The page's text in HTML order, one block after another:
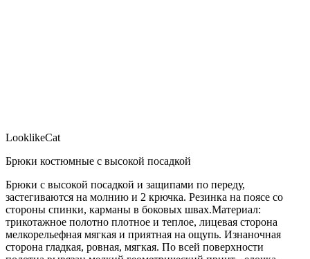
LooklikeCat
Брюки костюмные с высокой посадкой
Брюки с высокой посадкой и защипами по переду,
застегиваются на молнию и 2 крючка. Резинка на поясе со
стороны спинки, карманы в боковых швах.Материал:
трикотажное полотно плотное и теплое, лицевая сторона
мелкорельефная мягкая и приятная на ощупь. Изнаночная
сторона гладкая, ровная, мягкая. По всей поверхности